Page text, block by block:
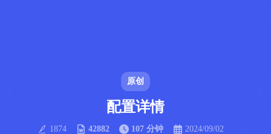
原创
配置详情
1874 42882 107 分钟
2024/09/02